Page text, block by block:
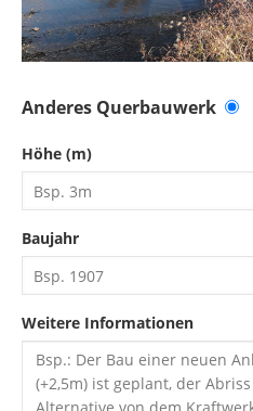
Anderes Querbauwerk
Höhe (m)
Baujahr
Weitere Informationen